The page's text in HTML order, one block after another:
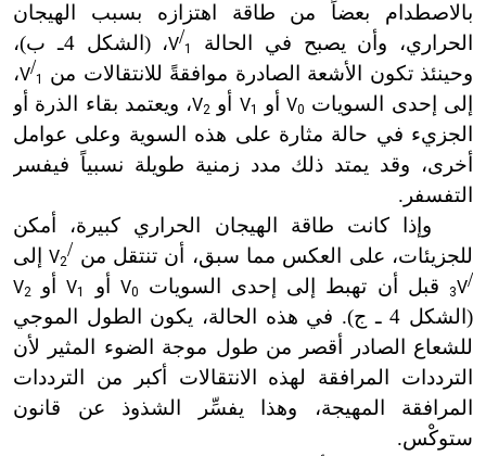
بالاصطدام بعضاً من طاقة اهتزازه بسبب الهيجان
الحراري، وأن يصبح في الحالة
1
/
V
، (الشكل 4ـ ب)،
وحينئذ تكون الأشعة الصادرة موافقةً للانتقالات من
1
/
V،
إلى إحدى السويات
V0 أو V1 أو V2
، ويعتمد بقاء الذرة أو
الجزيء في حالة مثارة على هذه السوية وعلى عوامل
أخرى، وقد يمتد ذلك مدد زمنية طويلة نسبياً فيفسر
التفسفر.
وإذا كانت طاقة الهيجان الحراري كبيرة، أمكن
للجزيئات، على العكس مما سبق، أن تنتقل من /
V2
إلى
/
V
3 قبل أن تهبط إلى إحدى السويات V0 أو V1 أو V2
(الشكل 4 ـ ج). في هذه الحالة، يكون الطول الموجي
للشعاع الصادر أقصر من طول موجة الضوء المثير لأن
الترددات المرافقة لهذه الانتقالات أكبر من الترددات
المرافقة المهيجة، وهذا يفسِّر الشذوذ عن قانون
ستوكْس.